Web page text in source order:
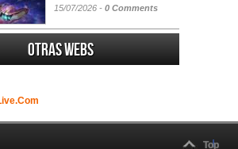
15/07/2026 - 0 Comments
Otras webs
Top